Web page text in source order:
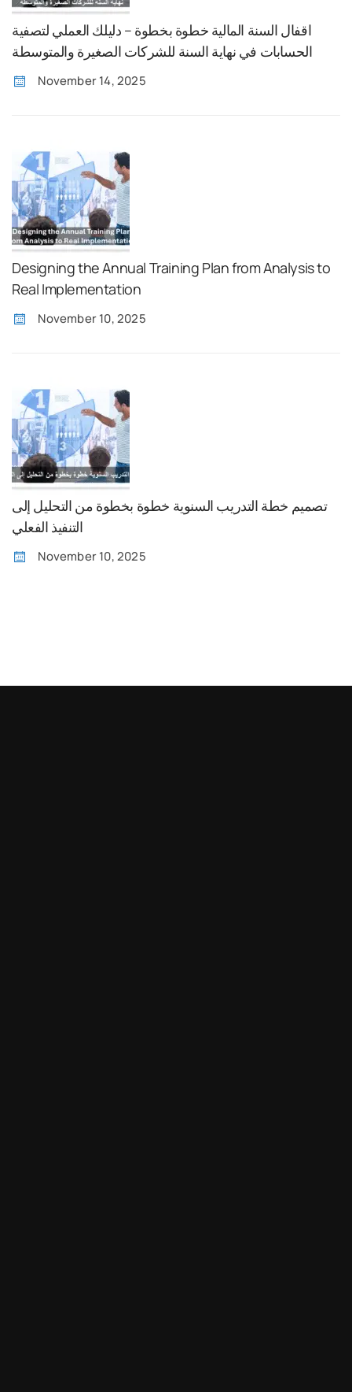
اقفال السنة المالية خطوة بخطوة – دليلك العملي لتصفية
الحسابات في نهاية السنة للشركات الصغيرة والمتوسطة
November 14, 2025
Designing the Annual Training Plan from Analysis to
Real Implementation
November 10, 2025
تصميم خطة التدريب السنوية خطوة بخطوة من التحليل إلى
التنفيذ الفعلي
November 10, 2025